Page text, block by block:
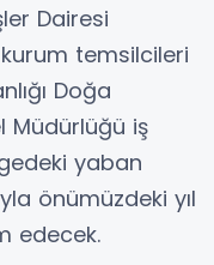
Dairesi
temsilcileri
Doğa
Müdürlüğü iş
yaban
önümüzdeki yıl
edecek.